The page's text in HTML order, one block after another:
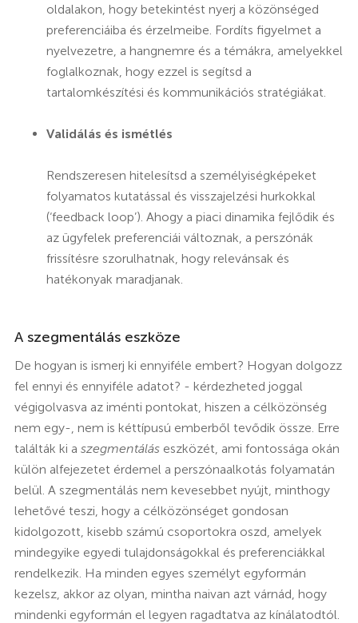
oldalakon, hogy betekintést nyerj a közönséged
preferenciáiba és érzelmeibe. Fordíts figyelmet a
nyelvezetre, a hangnemre és a témákra, amelyekkel
foglalkoznak, hogy ezzel is segítsd a
tartalomkészítési és kommunikációs stratégiákat.
Validálás és ismétlés
Rendszeresen hitelesítsd a személyiségképeket
folyamatos kutatással és visszajelzési hurkokkal
(‘feedback loop’). Ahogy a piaci dinamika fejlődik és
az ügyfelek preferenciái változnak, a perszónák
frissítésre szorulhatnak, hogy relevánsak és
hatékonyak maradjanak.
A szegmentálás eszköze
De hogyan is ismerj ki ennyiféle embert? Hogyan dolgozz
fel ennyi és ennyiféle adatot? - kérdezheted joggal
végigolvasva az iménti pontokat, hiszen a célközönség
nem egy-, nem is kéttípusú emberből tevődik össze. Erre
találták ki a szegmentáláseszközét, ami fontossága okán
külön alfejezetet érdemel a perszónaalkotás folyamatán
belül. A szegmentálás nem kevesebbet nyújt, minthogy
lehetővé teszi, hogy a célközönséget gondosan
kidolgozott, kisebb számú csoportokra oszd, amelyek
mindegyike egyedi tulajdonságokkal és preferenciákkal
rendelkezik. Ha minden egyes személyt egyformán
kezelsz, akkor az olyan, mintha naivan azt várnád, hogy
mindenki egyformán el legyen ragadtatva az kínálatodtól.